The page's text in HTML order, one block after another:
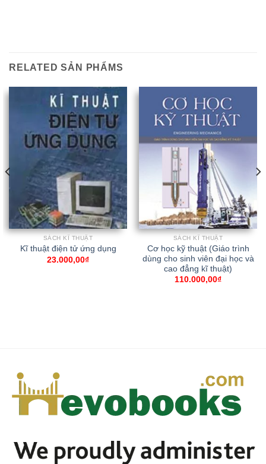
RELATED SẢN PHẨMS
SÁCH KĨ THUẬT
Kĩ thuật điện tử ứng dụng
23.000,00₫
SÁCH KĨ THUẬT
Cơ học kỹ thuật (Giáo trình
dùng cho sinh viên đại học và
cao đẳng kĩ thuật)
110.000,00₫